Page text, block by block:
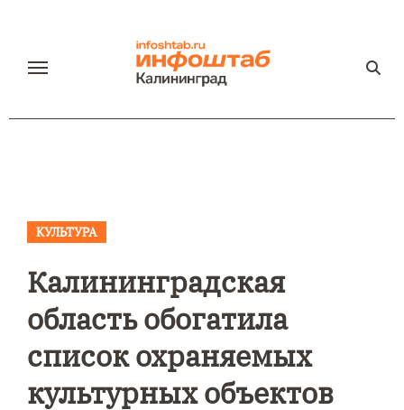
содержанию
КУЛЬТУРА
Калининградская
область обогатила
список охраняемых
культурных объектов